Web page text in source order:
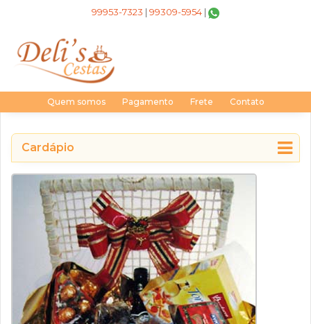
99953-7323 | 99309-5954 |
Quem somos Pagamento Frete Contato
Cardápio